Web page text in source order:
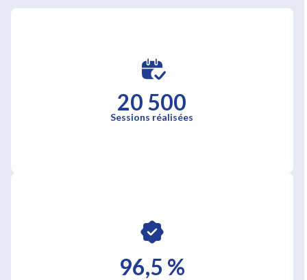
20 500
Sessions réalisées
96,5 %